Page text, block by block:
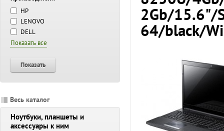
HP
LENOVO
DELL
Показать все
Показать
Весь каталог
Ноутбуки, планшеты и
аксессуары к ним
2Gb/15.6"/
64/black/